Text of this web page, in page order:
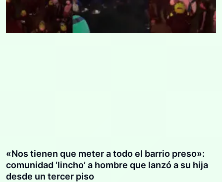
«Nos tienen que meter a todo el barrio preso»:
comunidad ‘lincho’ a hombre que lanzó a su hija
desde un tercer piso